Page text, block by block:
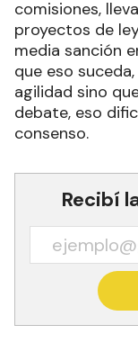
comisiones,
proyectos de
media sanción
que eso
agilidad sino
debate, eso
consenso.
Recibí